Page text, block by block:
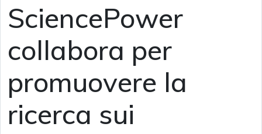
SciencePower
collabora per
promuovere la
ricerca sui